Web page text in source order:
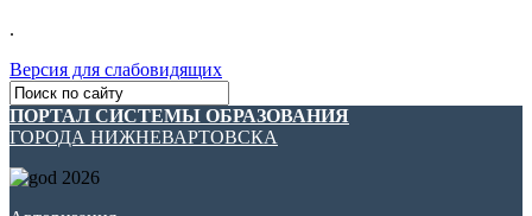
.
Версия для слабовидящих
ПОРТАЛ СИСТЕМЫ ОБРАЗОВАНИЯ
ГОРОДА НИЖНЕВАРТОВСКА